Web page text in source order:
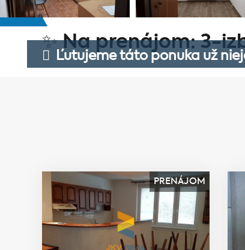
✨ Na prenájom: 3-
Ľutujeme táto ponuka už
PRENÁJOM